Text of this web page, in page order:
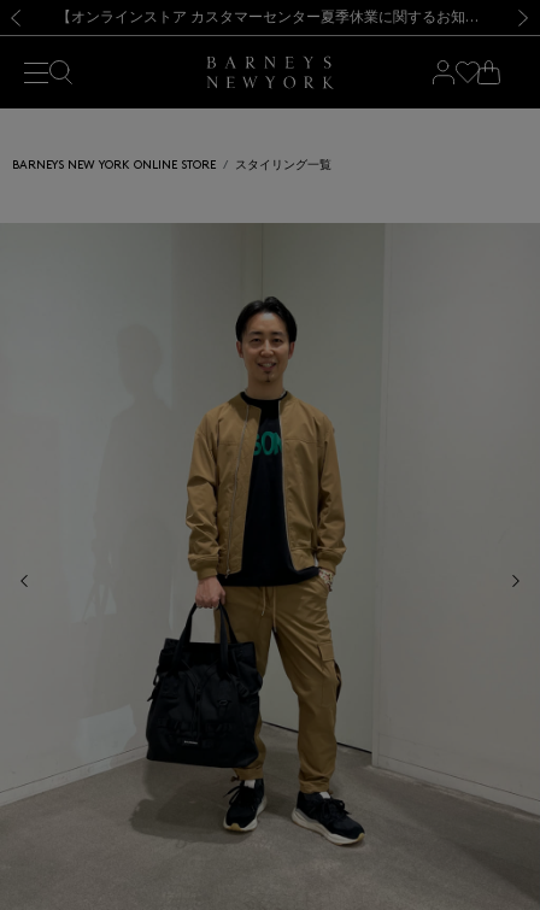
新規登録のお客様も対象！＜MY BARNEYS＞会員のお客様は11,000円（税込）以上のお買上げで常時送料無料！お買い物の際は会員登録を！
【夏季休業に伴う出荷一時停止のお知らせ】(2026.8.7) 【オンラインストア カスタマーセンター夏季休業に関するお知らせ】（2026.8.7）
【夏季休業に伴う返品・交換承り一時停止のお知らせ】（2026.8.5）
熊本県を中心とした地震の影響によるお荷物のお届けについて
【開催中】SUMMER SALEのご案内・ご注意事項 新規登録のお客様も対象！＜MY BARNEYS＞会員のお客様は11,000円（税込）以上のお買上げで常時送料無料！お買い物の際は会員登録を！
【夏季休業に伴う出荷一時停止のお知らせ】(2026.8.7)
BARNEYS NEW YORK ONLINE STORE スタイリング一覧